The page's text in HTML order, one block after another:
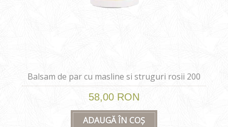
ADAUGĂ ÎN COȘ
Balsam de par cu masline si struguri rosii 200
ml
58,00 RON